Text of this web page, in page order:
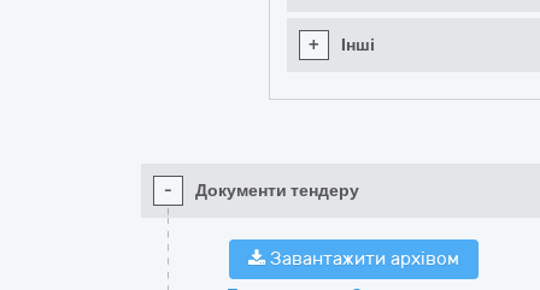
+ Інші
- Документи тендеру
Завантажити архівом